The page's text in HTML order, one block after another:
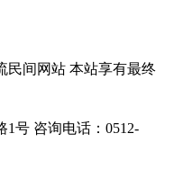
民间网站 本站享有最终
号 咨询电话：0512-